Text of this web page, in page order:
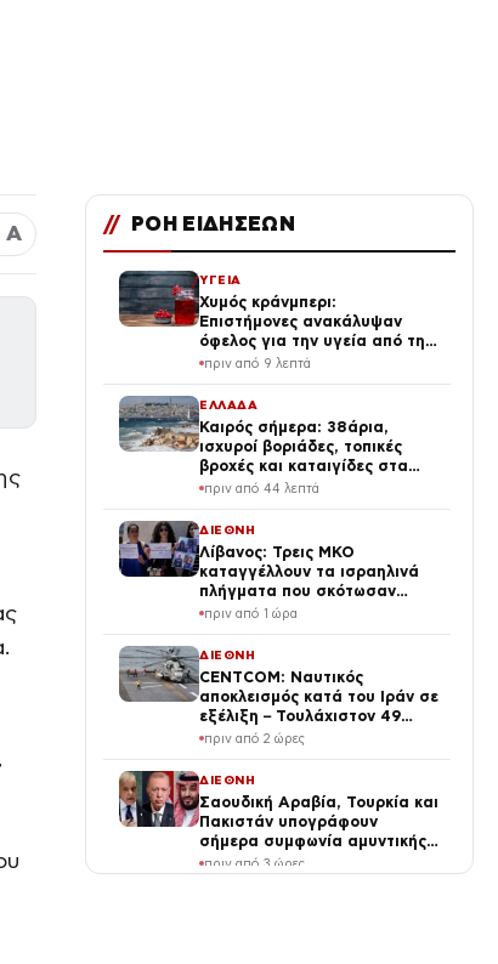
Α // ΡΟΗ ΕΙΔΗΣΕΩΝ
ΥΓΕΙΑ
Χυμός κράνμπερι:
Επιστήμονες ανακάλυψαν
όφελος για την υγεία από την
κατανάλωσή του
πριν από 9 λεπτά
ΕΛΛΑΔΑ
Καιρός σήμερα: 38άρια,
ισχυροί βοριάδες, τοπικές
βροχές και καταιγίδες στα
ηπειρωτικά
πριν από 44 λεπτά
ΔΙΕΘΝΗ
Λίβανος: Τρεις ΜΚΟ
καταγγέλλουν τα ισραηλινά
πλήγματα που σκότωσαν
δημοσιογράφο ως «έγκλημα
πριν από 1 ώρα
ΔΙΕΘΝΗ
CENTCOM: Ναυτικός
αποκλεισμός κατά του Ιράν σε
εξέλιξη – Τουλάχιστον 49
πλοία ανακατευθύνθηκαν από
πριν από 2 ώρες
ΔΙΕΘΝΗ
Σαουδική Αραβία, Τουρκία και
Πακιστάν υπογράφουν
σήμερα συμφωνία αμυντικής
συνεργασίας εν μέσω της
κρίσης στη Μέση Ανατολή
πριν από 3 ώρες